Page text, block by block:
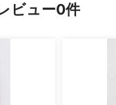
ビュー0件